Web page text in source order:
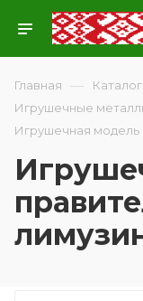
Главная — Каталог
Игрушечные
Игрушечная модель